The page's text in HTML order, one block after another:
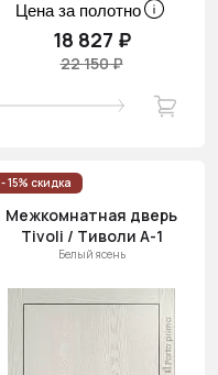
Цена за полотно
18 827 ₽
22 150 ₽
- 15% скидка
Межкомнатная дверь
Tivoli / Тиволи А-1
Белый ясень